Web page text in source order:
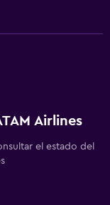
Airlines
el estado del